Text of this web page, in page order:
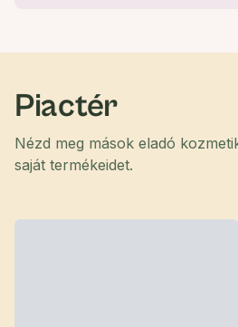
Piactér
Nézd meg mások eladó
saját termékeidet.